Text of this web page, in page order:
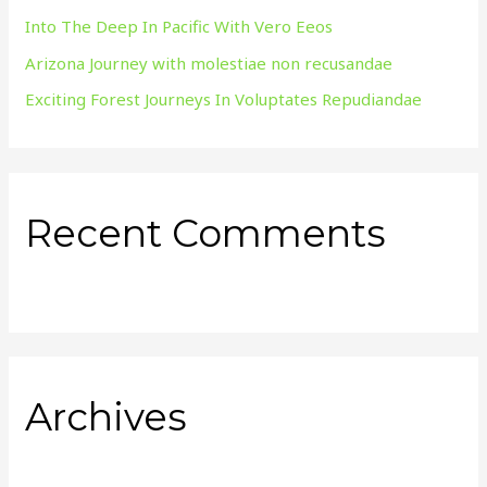
Into The Deep In Pacific With Vero Eeos
Arizona Journey with molestiae non recusandae
Exciting Forest Journeys In Voluptates Repudiandae
Recent Comments
Archives